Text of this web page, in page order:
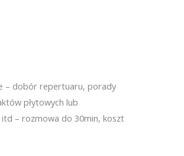
– dobór repertuaru, porady
płytowych lub
– rozmowa do 30min, koszt